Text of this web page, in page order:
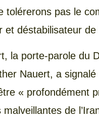
tolérerons pas le
et déstabilisateur de
la porte-parole du
Nauert, a
« profondément
malveillantes de